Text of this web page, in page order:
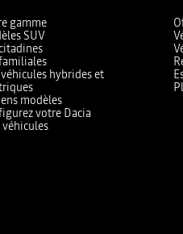
gamme
SUV
hybrides et
modèles
votre Dacia
véhicules